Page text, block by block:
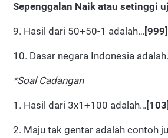
Sepenggalan Naik atau setinggi
9. Hasil dari 50+50-1 adalah… [999]
10. Dasar negara Indonesia
*Soal Cadangan
1. Hasil dari 3x1+100 adalah… [103]
2. Maju tak gentar adalah contoh